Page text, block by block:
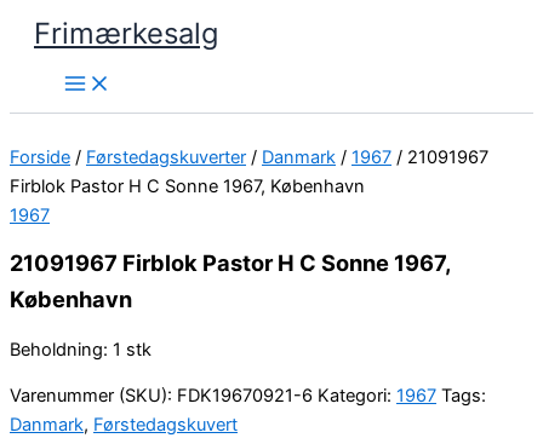
indholdet
Frimærkesalg
Forside / Førstedagskuverter / Danmark / 1967 / 21091967
Firblok Pastor H C Sonne 1967, København
1967
21091967 Firblok Pastor H C Sonne 1967,
København
Beholdning: 1 stk
Varenummer (SKU): FDK19670921-6 Kategori: 1967 Tags:
Danmark, Førstedagskuvert